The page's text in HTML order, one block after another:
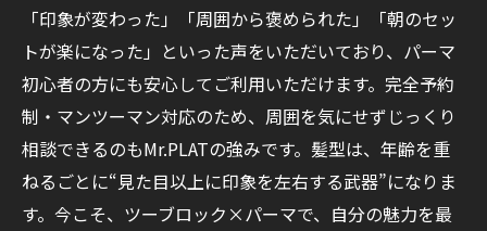
「印象が変わった」「周囲から褒められた」「朝のセッ
トが楽になった」といった声をいただいており、パーマ
初心者の方にも安心してご利用いただけます。完全予約
制・マンツーマン対応のため、周囲を気にせずじっくり
相談できるのもMr.PLATの強みです。髪型は、年齢を重
ねるごとに“見た目以上に印象を左右する武器”になりま
す。今こそ、ツーブロック×パーマで、自分の魅力を最